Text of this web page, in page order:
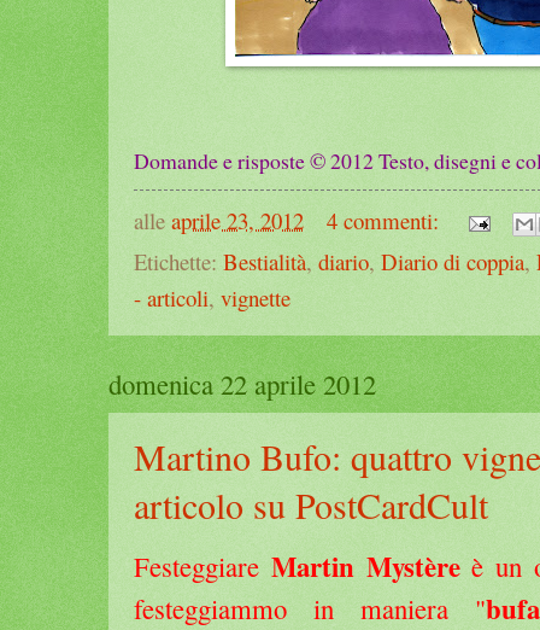
Domande e risposte © 2012Testo, disegni e
alle aprile 23, 2012
4 commenti:
Etichette: Bestialità, diario, Diario di coppia,
- articoli, vignette
domenica 22 aprile 2012
Martino Bufo: quattro
articolo su PostCardCult
Festeggiare Martin Mystèreè un
festeggiammo in maniera "bufa